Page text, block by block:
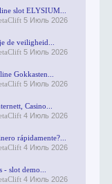
slot ELYSIUM...
5 Июль 2026
de veiligheid...
5 Июль 2026
Gokkasten...
5 Июль 2026
Casino...
4 Июль 2026
rápidamente?...
4 Июль 2026
slot demo...
4 Июль 2026